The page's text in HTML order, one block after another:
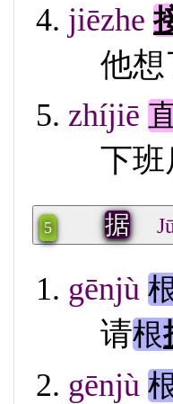
jiēzhe
他想
zhíjiē
下班
5 据
gēnjù
请根
gēnjù